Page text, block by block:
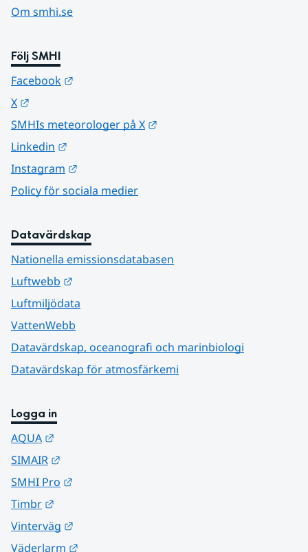
Om smhi.se
Följ SMHI
Facebook
X
SMHIs meteorologer på X
Linkedin
Instagram
Policy för sociala medier
Datavärdskap
Nationella emissionsdatabasen
Luftwebb
Luftmiljödata
VattenWebb
Datavärdskap, oceanografi och marinbiologi
Datavärdskap för atmosfärkemi
Logga in
AQUA
SIMAIR
SMHI Pro
Timbr
Vinterväg
Väderlarm